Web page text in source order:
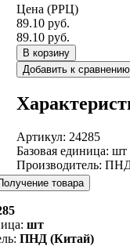
Цена (РРЦ)
89.10 руб.
89.10 руб.
В корзину
Добавить к сравнению
Артикул: 24285
Базовая единица: шт
Производитель: ПНД
товара
шт
ПНД (Китай)